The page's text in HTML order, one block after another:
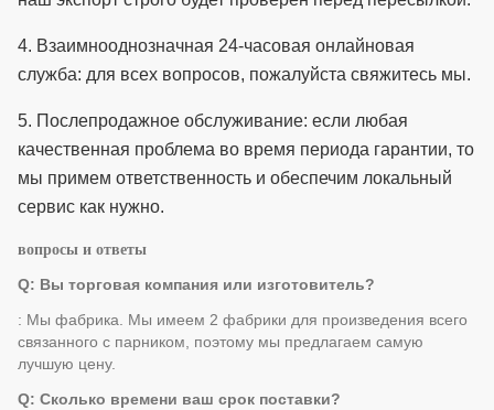
4. Взаимнооднозначная 24-часовая онлайновая
служба: для всех вопросов, пожалуйста свяжитесь мы.
5. Послепродажное обслуживание: если любая
качественная проблема во время периода гарантии, то
мы примем ответственность и обеспечим локальный
сервис как нужно.
вопросы и ответы
Q: Вы торговая компания или изготовитель?
: Мы фабрика. Мы имеем 2 фабрики для произведения всего
связанного с парником, поэтому мы предлагаем самую
лучшую цену.
Q: Сколько времени ваш срок поставки?